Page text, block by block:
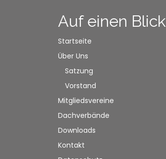
Auf einen Blick
Startseite
Über Uns
Satzung
Vorstand
Mitgliedsvereine
Dachverbände
Downloads
Kontakt